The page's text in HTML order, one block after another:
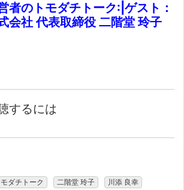
者のトモダチトーク:|ゲスト：
会社 代表取締役 二階堂 玲子
するには
ダチトーク 二階堂 玲子
川添 良幸